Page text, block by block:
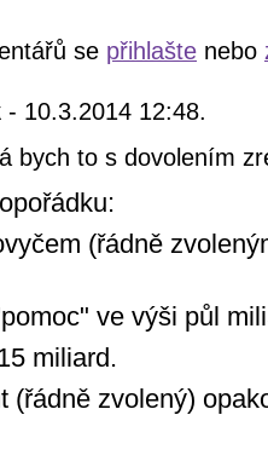
se přihlašte nebo
- 10.3.2014 12:48.
bych to s dovolením
(řádně
ve výši půl
miliard.
(řádně zvolený)